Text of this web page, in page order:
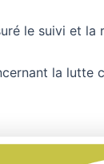
le suivi et la
la